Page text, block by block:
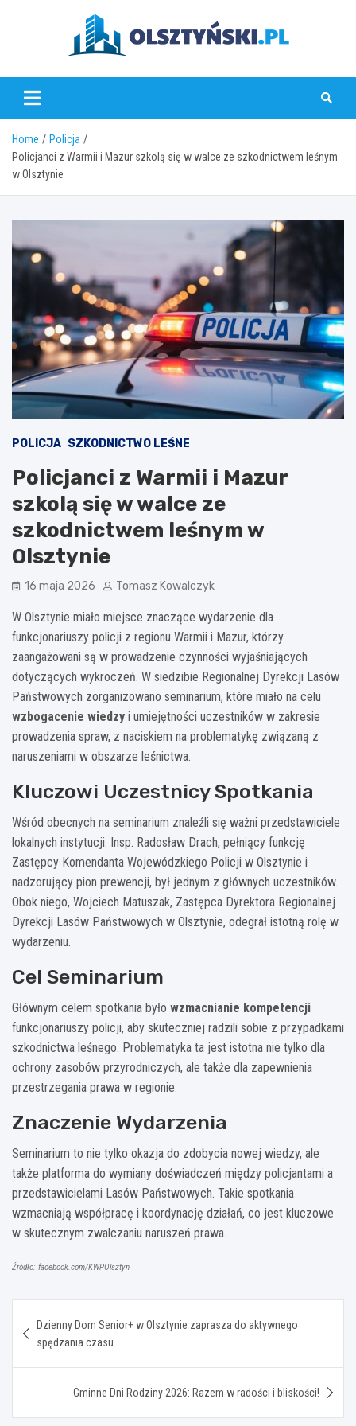
olsztynski.pl
Home
Policja
Policjanci z Warmii i Mazur szkolą się w walce ze szkodnictwem leśnym
w Olsztynie
POLICJA SZKODNICTWO LEŚNE
Policjanci z Warmii i Mazur
szkolą się w walce ze
szkodnictwem leśnym w
Olsztynie
16 maja 2026 Tomasz Kowalczyk
W Olsztynie miało miejsce znaczące wydarzenie dla
funkcjonariuszy policji z regionu Warmii i Mazur, którzy
zaangażowani są w prowadzenie czynności wyjaśniających
dotyczących wykroczeń. W siedzibie Regionalnej Dyrekcji Lasów
Państwowych zorganizowano seminarium, które miało na celu
wzbogacenie wiedzy i umiejętności uczestników w zakresie
prowadzenia spraw, z naciskiem na problematykę związaną z
naruszeniami w obszarze leśnictwa.
Kluczowi Uczestnicy Spotkania
Wśród obecnych na seminarium znaleźli się ważni przedstawiciele
lokalnych instytucji. Insp. Radosław Drach, pełniący funkcję
Zastępcy Komendanta Wojewódzkiego Policji w Olsztynie i
nadzorujący pion prewencji, był jednym z głównych uczestników.
Obok niego, Wojciech Matuszak, Zastępca Dyrektora Regionalnej
Dyrekcji Lasów Państwowych w Olsztynie, odegrał istotną rolę w
wydarzeniu.
Cel Seminarium
Głównym celem spotkania było wzmacnianie kompetencji
funkcjonariuszy policji, aby skuteczniej radzili sobie z przypadkami
szkodnictwa leśnego. Problematyka ta jest istotna nie tylko dla
ochrony zasobów przyrodniczych, ale także dla zapewnienia
przestrzegania prawa w regionie.
Znaczenie Wydarzenia
Seminarium to nie tylko okazja do zdobycia nowej wiedzy, ale
także platforma do wymiany doświadczeń między policjantami a
przedstawicielami Lasów Państwowych. Takie spotkania
wzmacniają współpracę i koordynację działań, co jest kluczowe
w skutecznym zwalczaniu naruszeń prawa.
Źródło: facebook.com/KWPOlsztyn
wpisu
Dzienny Dom Senior+ w Olsztynie zaprasza do aktywnego
spędzania czasu
Gminne Dni Rodziny 2026: Razem w radości i bliskości!